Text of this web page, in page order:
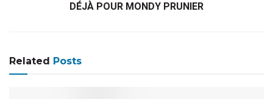
DÉJÀ POUR MONDY PRUNIER
Related Posts